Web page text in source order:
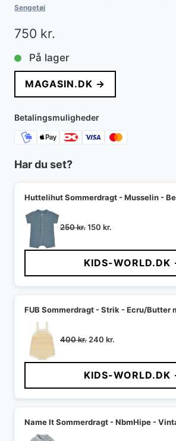
Sengetøj
750 kr.
På lager
MAGASIN.DK →
Betalingsmuligheder
Har du set?
Huttelihut Sommerdragt - Musselin -
250kr.Den
pris
var:
250 kr..
150 kr.
pris
er:
150 kr..
KIDS-WORLD.DK
FUB Sommerdragt - Strik - Ecru/Butter
400kr. Den
pris
var:
400 kr..
240 kr.
pris
er:
240 kr..
KIDS-WORLD.DK
Name It Sommerdragt - NbmHipe -